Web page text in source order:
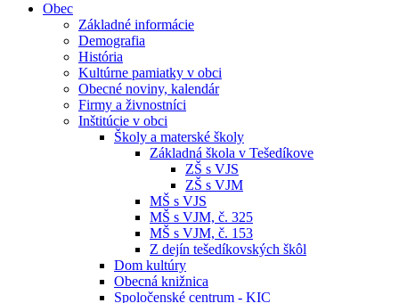
Obec
Základné informácie
Demografia
História
Kultúrne pamiatky v obci
Obecné noviny, kalendár
Firmy a živnostníci
Inštitúcie v obci
Školy a materské školy
Základná škola v Tešedíkove
ZŠ s VJS
ZŠ s VJM
MŠ s VJS
MŠ s VJM, č. 325
MŠ s VJM, č. 153
Z dejín tešedíkovských škôl
Dom kultúry
Obecná knižnica
Spoločenské centrum - KIC